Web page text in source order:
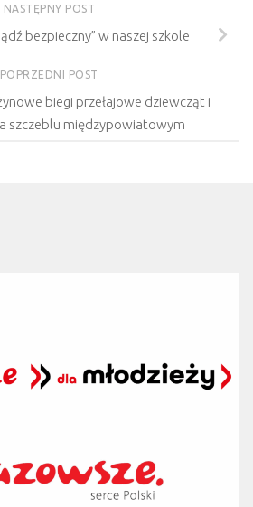
NASTĘPNY POST
bezpieczny” w naszej szkole
POPRZEDNI POST
biegi przełajowe dziewcząt i
szczeblu międzypowiatowym